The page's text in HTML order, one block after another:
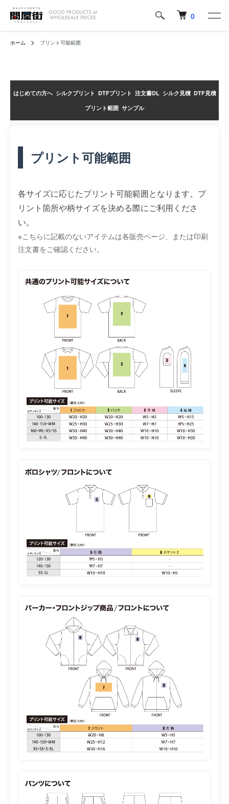
0
ホーム プリント可能範囲
はじめての方へ シルクプリント DTFプリント 注文書DL シルク見積 DTF見積
プリント範囲 サンプル
プリント可能範囲
各サイズに応じたプリント可能範囲となります。プ
リント箇所や柄サイズを決める際にご利用くださ
い。
※こちらに記載のないアイテムは各販売ページ、または印刷
注文書をご確認ください。